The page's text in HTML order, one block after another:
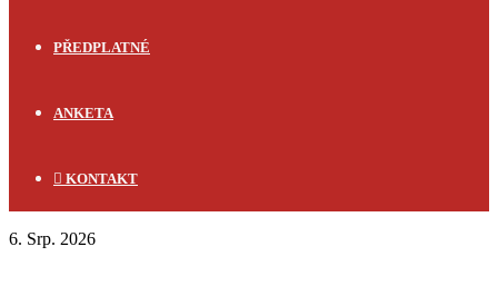
PŘEDPLATNÉ
ANKETA
KONTAKT
6. Srp. 2026